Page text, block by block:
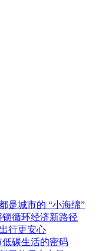
是城市的 “小海绵”
循环经济新路径
行更安心
低碳生活的密码